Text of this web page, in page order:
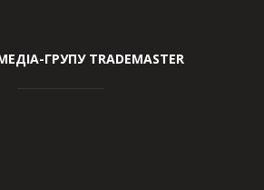
ГРУПУ TRADEMASTER